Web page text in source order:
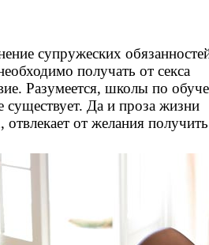
супружеских
получать от секса
Разумеется, школы по
существует. Да и проза жизни
отвлекает от желания получить